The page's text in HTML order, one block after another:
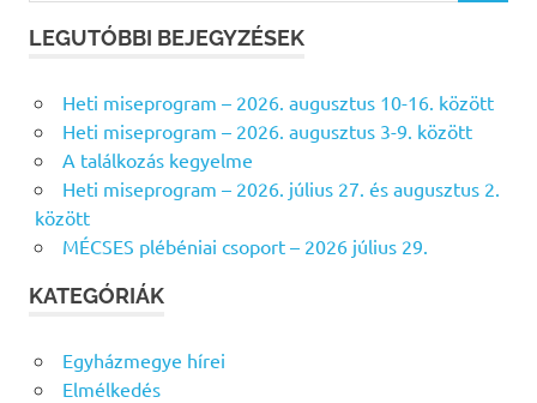
e
é
s
f
o
É
LEGUTÓBBI BEJEGYZÉSEK
Heti miseprogram – 2026. augusztus 10-16. között
Heti miseprogram – 2026. augusztus 3-9. között
A találkozás kegyelme
Heti miseprogram – 2026. július 27. és augusztus 2.
között
MÉCSES plébéniai csoport – 2026 július 29.
KATEGÓRIÁK
Egyházmegye hírei
Elmélkedés